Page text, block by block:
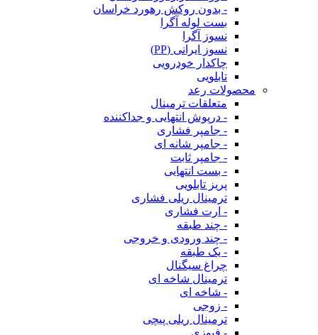
- بدون روکش رهورد خراسان
بست لوله آگرا
نسوز آگرا
نسوز ایرانی (PP)
چاکدار خودرویی
تابلویی
محصولات رعد
متعلقات ترمینال
- درپوش انتهایی و جداکننده
- جامپر فشاری
- جامپر شانه ای
- جامپر ثابت
- بست انتهایی
پریز تابلویی
ترمینال ریلی فشاری
- ارت فشاری
- چند طبقه
- چند ورودی و خروجی
- یک طبقه
چراغ سیگنال
ترمینال شاخه ای
- شاخه ای
- زوجی
ترمینال ریلی پیچی